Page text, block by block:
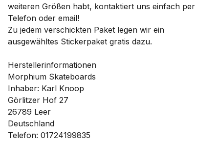
weiteren Größen habt, kontaktiert uns einfach per
Telefon oder email!
Zu jedem verschickten Paket legen wir ein
ausgewähltes Stickerpaket gratis dazu.
Herstellerinformationen
Morphium Skateboards
Inhaber: Karl Knoop
Görlitzer Hof 27
26789 Leer
Deutschland
Telefon: 01724199835